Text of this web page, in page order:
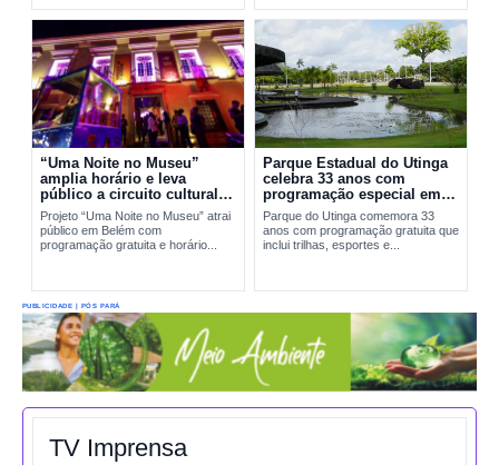
“Uma Noite no Museu”
amplia horário e leva
público a circuito cultural
em Belém
Projeto “Uma Noite no Museu” atrai
público em Belém com
programação gratuita e horário...
Parque Estadual do Utinga
celebra 33 anos com
programação especial em
Belém
Parque do Utinga comemora 33
anos com programação gratuita que
inclui trilhas, esportes e...
PUBLICIDADE | PÓS PARÁ
TV Imprensa